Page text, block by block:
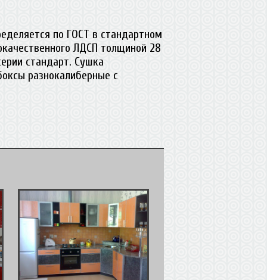
по ГОСТ в стандартном
ЛДСП толщиной 28
стандарт. Сушка
разнокалиберные с